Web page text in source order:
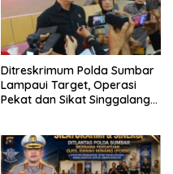
Ditreskrimum Polda Sumbar
Lampaui Target, Operasi
Pekat dan Sikat Singgalang